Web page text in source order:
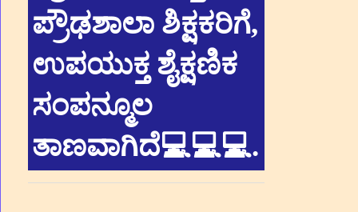
ಪ್ರೌಢಶಾಲಾ ಶಿಕ್ಷಕರಿಗೆ,
ಉಪಯುಕ್ತ ಶೈಕ್ಷಣಿಕ
ಸಂಪನ್ಮೂಲ
ತಾಣವಾಗಿದೆ💻💻💻.